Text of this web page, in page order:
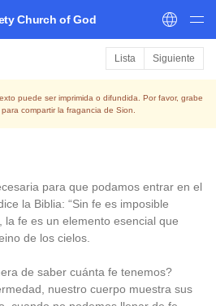
Church of God
Lista Siguiente
puede ser imprimida o difundida. Por favor, grabe
compartir la fragancia de Sion.
para que podamos entrar en el
la Biblia: “Sin fe es imposible
la fe es un elemento esencial que
de los cielos.
de saber cuánta fe tenemos?
nuestro cuerpo muestra sus